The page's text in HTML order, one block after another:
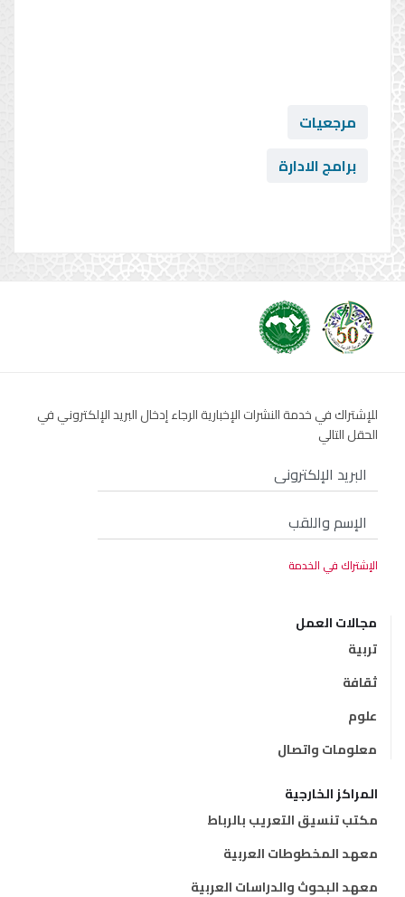
مرجعيات
برامج الادارة
للإشتراك في خدمة النشرات الإخبارية الرجاء إدخال البريد الإلكتروني في
الحقل التالي
مجالات العمل
تربية
ثقافة
علوم
معلومات واتصال
المراكز الخارجية
مكتب تنسيق التعريب بالرباط
معهد المخطوطات العربية
معهد البحوث والدراسات العربية